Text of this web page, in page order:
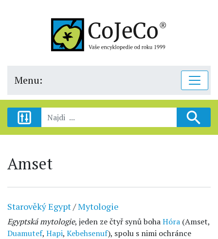
Menu:
Amset
Starověký Egypt/Mytologie
Egyptská mytologie, jeden ze čtyř synů bohaHóra (Amset,
Duamutef, Hapi, Kebehsenuf), spolu s nimi ochránce